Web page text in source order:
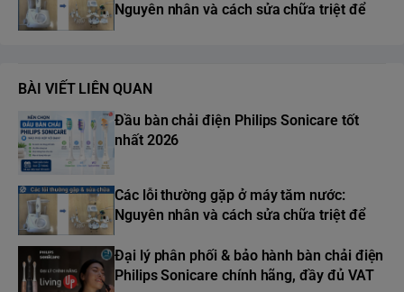
Nguyên nhân và cách sửa chữa triệt để
BÀI VIẾT LIÊN QUAN
Đầu bàn chải điện Philips Sonicare tốt
nhất 2026
Các lỗi thường gặp ở máy tăm nước:
Nguyên nhân và cách sửa chữa triệt để
Đại lý phân phối & bảo hành bàn chải điện
Philips Sonicare chính hãng, đầy đủ VAT